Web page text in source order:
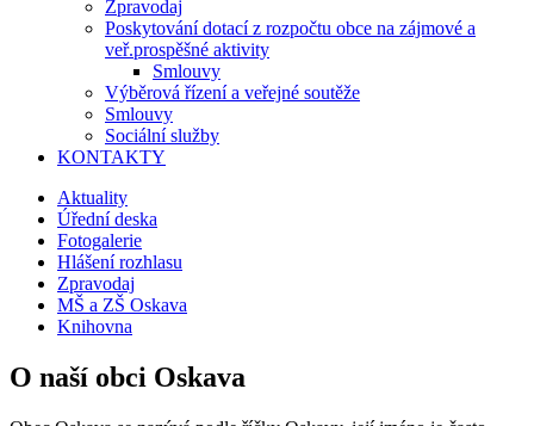
Zpravodaj
Poskytování dotací z rozpočtu obce na zájmové a
veř.prospěšné aktivity
Smlouvy
Výběrová řízení a veřejné soutěže
Smlouvy
Sociální služby
KONTAKTY
Aktuality
Úřední deska
Fotogalerie
Hlášení rozhlasu
Zpravodaj
MŠ a ZŠ Oskava
Knihovna
O naší obci Oskava